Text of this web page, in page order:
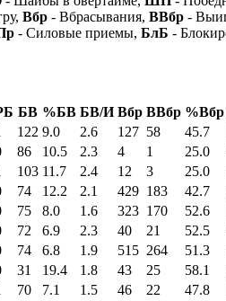
Вбр - Вбрасывания, ВВбр -
- Силовые приемы, БлБ -
БВ %БВ БВ/И Вбр ВВбр %Вбр
122 9.0 2.6 127 58 45.7
86 10.5 2.3 4 1 25.0
103 11.7 2.4 12 3 25.0
74 12.2 2.1 429 183 42.7
75 8.0 1.6 323 170 52.6
72 6.9 2.3 40 21 52.5
74 6.8 1.9 515 264 51.3
31 19.4 1.8 43 25 58.1
70 7.1 1.5 46 22 47.8